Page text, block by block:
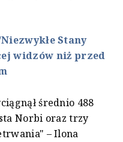
Stany
widzów niż przed
średnio 488
Norbi oraz trzy
– Ilona